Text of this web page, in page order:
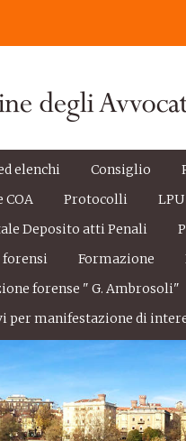
elenchi Consiglio
COA
Protocolli
Deposito atti Penali
forensi
Formazione
forense " G. Ambrosoli"
per manifestazione di